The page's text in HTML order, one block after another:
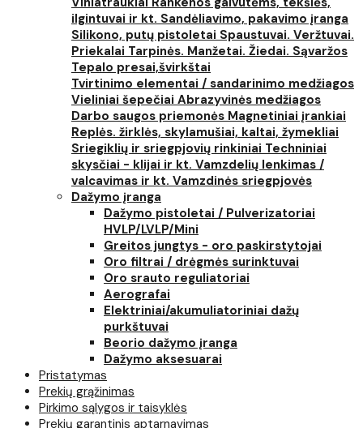
ilgintuvai ir kt. Sandėliavimo, pakavimo įranga
Silikono, putų pistoletai Spaustuvai. Veržtuvai.
Priekalai Tarpinės. Manžetai. Žiedai. Sąvaržos
Tepalo presai,švirkštai
Tvirtinimo elementai / sandarinimo medžiagos
Vieliniai šepečiai Abrazyvinės medžiagos
Darbo saugos priemonės Magnetiniai įrankiai
Replės. žirklės, skylamušiai, kaltai, žymekliai
Sriegiklių ir sriegpjovių rinkiniai Techniniai
skysčiai - klijai ir kt. Vamzdelių lenkimas /
valcavimas ir kt. Vamzdinės sriegpjovės
Dažymo įranga
Dažymo pistoletai / Pulverizatoriai
HVLP/LVLP/Mini
Greitos jungtys - oro paskirstytojai
Oro filtrai / drėgmės surinktuvai
Oro srauto reguliatoriai
Aerografai
Elektriniai/akumuliatoriniai dažų
purkštuvai
Beorio dažymo įranga
Dažymo aksesuarai
Pristatymas
Prekių grąžinimas
Pirkimo sąlygos ir taisyklės
Prekių garantinis aptarnavimas